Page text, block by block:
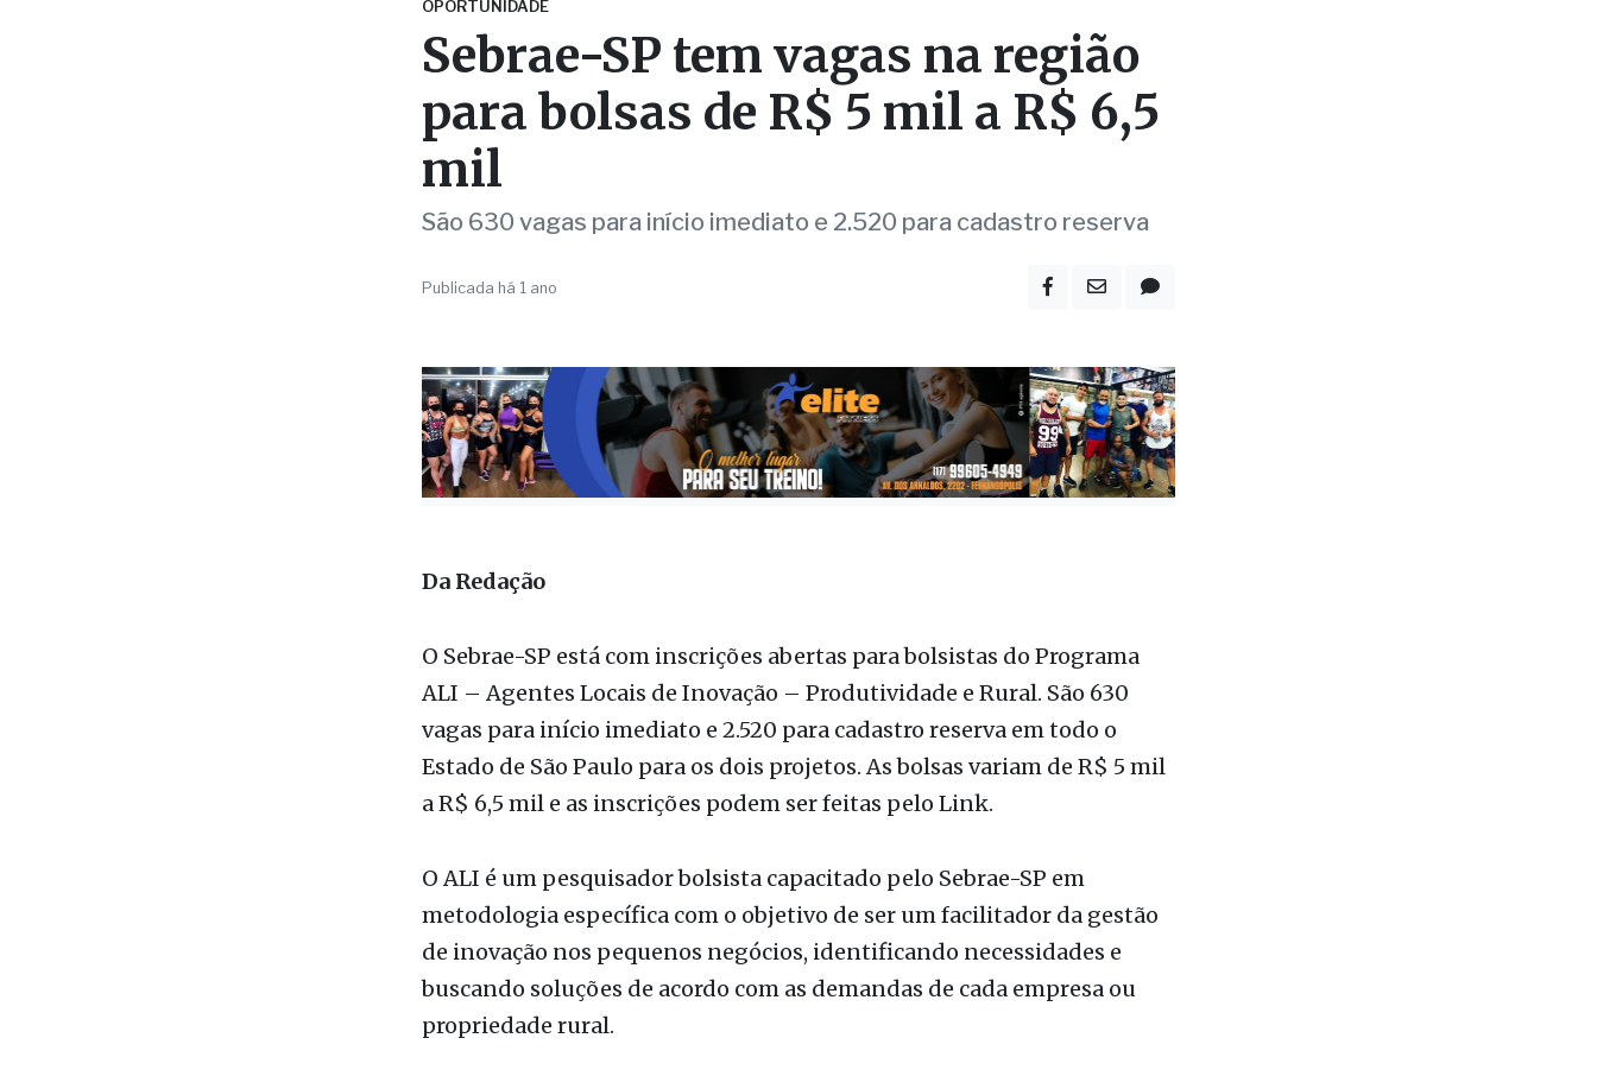
para bolsas de R$ 5 mil a R$ 6,5
mil
São 630 vagas para início imediato e 2.520 para cadastro reserva
Da Redação
O Sebrae-SP está com inscrições abertas para bolsistas do Programa
vagas para início imediato e 2.520 para cadastro reserva em todo o
Estado de São Paulo para os dois projetos. As bolsas variam de R$ 5 mil
a R$ 6,5 mil e as inscrições podem ser feitas pelo Link.
O ALI é um pesquisador bolsista capacitado pelo Sebrae-SP em
de inovação nos pequenos negócios, identificando necessidades e
buscando soluções de acordo com as demandas de cada empresa ou
propriedade rural.
São dois editais abertos, sendo um para o ALI Produtividade - que